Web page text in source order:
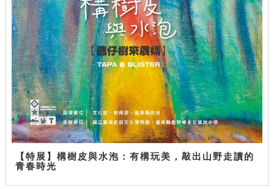
【特展】構樹皮與水泡：有構玩美，敲出山野走讀的
青春時光